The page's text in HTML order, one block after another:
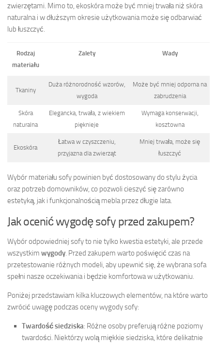
zwierzętami. Mimo to, ekoskóra może być mniej trwała niż skóra
naturalna i w dłuższym okresie użytkowania może się odbarwiać
lub łuszczyć.
Rodzaj
materiału
Zalety Wady
Tkaniny
Duża różnorodność wzorów,
wygoda
Może być mniej odporna na
zabrudzenia
Skóra
naturalna
Elegancka, trwała, z wiekiem
pięknieje
Wymaga konserwacji,
kosztowna
Ekoskóra
Łatwa w czyszczeniu,
przyjazna dla zwierząt
Mniej trwała, może się
łuszczyć
Wybór materiału sofy powinien być dostosowany do stylu życia
oraz potrzeb domowników, co pozwoli cieszyć się zarówno
estetyką, jak i funkcjonalnością mebla przez długie lata.
Jak ocenić wygodę sofy przed zakupem?
Wybór odpowiedniej sofy to nie tylko kwestia estetyki, ale przede
wszystkim wygody. Przed zakupem warto poświęcić czas na
przetestowanie różnych modeli, aby upewnić się, że wybrana sofa
spełni nasze oczekiwania i będzie komfortowa w użytkowaniu.
Poniżej przedstawiam kilka kluczowych elementów, na które warto
zwrócić uwagę podczas oceny wygody sofy:
Twardość siedziska: Różne osoby preferują różne poziomy
twardości. Niektórzy wolą miękkie siedziska, które delikatnie